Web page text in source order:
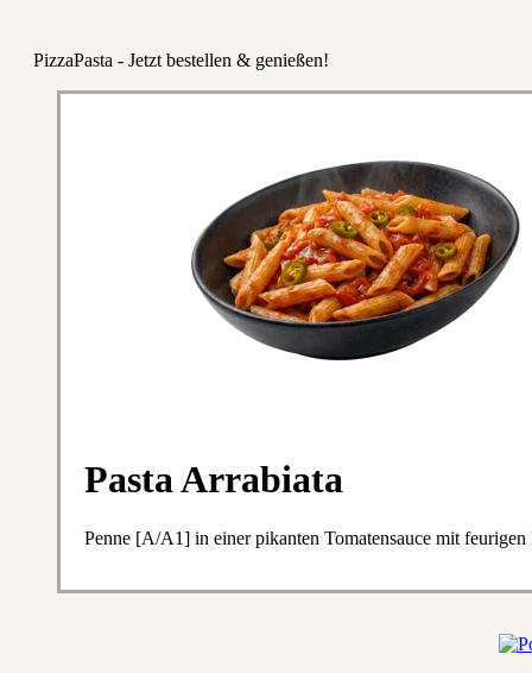
PizzaPasta - Jetzt bestellen & genießen!
Pasta Arrabiata
Penne [A/A1] in einer pikanten Tomatensauce mit